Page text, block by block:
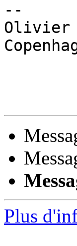
--
Olivier
Plus